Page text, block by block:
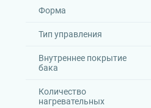
Форма
Тип управления
Внутреннее покрытие
бака
Количество
нагревательных